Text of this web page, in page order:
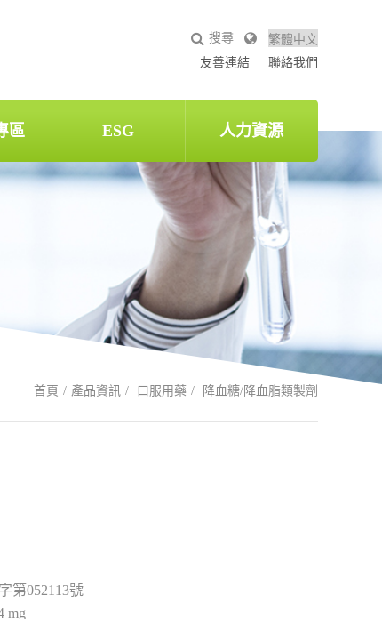
友善連結 聯絡我們
區 ESG 人力資源
首頁 產品資訊 口服用藥 降血糖/降血脂類製劑
第052113號
mg